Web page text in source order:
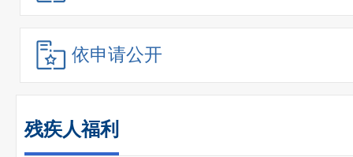
依申请公开
残疾人福利